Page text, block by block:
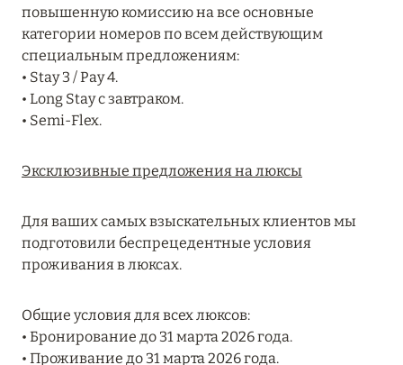
MARCH GRAND ESCAPE: ПРЕДЛОЖЕНИЕ ОТ Á
LA CARTE PREMIUM ПО ОТЕЛЮ WALDORF
ASTORIA MALDIVES ITHAAFUSHI, МАЛЬДИВЫ
Подробнее
Подробнее
13 мая 2025
ЗАБРОНИРУЙТЕ FOUR SEASONS RESORT
DUBAI AT JUMEIRAH BEACH ПО ЛУЧШИМ
повышенную комиссию на все основные
категории номеров по всем действующим
специальным предложениям:
• Stay 3 / Pay 4.
• Long Stay с завтраком.
• Semi-Flex.
Эксклюзивные предложения на люксы
Для ваших самых взыскательных клиентов мы
подготовили беспрецедентные условия
проживания в люксах.
Общие условия для всех люксов:
• Бронирование до 31 марта 2026 года.
• Проживание до 31 марта 2026 года.